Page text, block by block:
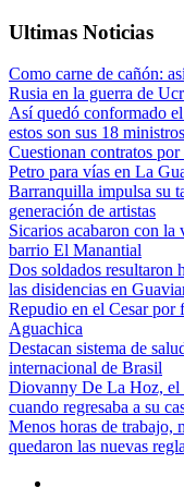
Ultimas Noticias
Como carne de cañón:
Rusia en la guerra de
Así quedó conformado
estos son sus 18 ministros
Cuestionan contratos
Petro para vías en La
Barranquilla impulsa su
generación de artistas
Sicarios acabaron con
barrio El Manantial
Dos soldados resultaron
las disidencias en
Repudio en el Cesar por
Aguachica
Destacan sistema de
internacional de Brasil
Diovanny De La Hoz, el
cuando regresaba a su
Menos horas de trabajo,
quedaron las nuevas